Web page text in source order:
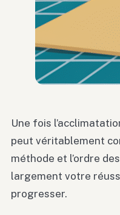
Une fois
peut véritablement
méthode et l’ordre
largement votre
progresser.